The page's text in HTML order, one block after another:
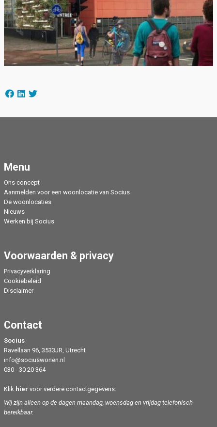
Menu
Ons concept
Aanmelden voor een woonlocatie van Socius
De woonlocaties
Nieuws
Werken bij Socius
Voorwaarden & privacy
Privacyverklaring
Cookiebeleid
Disclaimer
Contact
Socius
Ravellaan 96, 3533JR, Utrecht
info@sociuswonen.nl
030 - 30 20 364
Klik hier voor verdere contactgegevens.
Wij zijn alleen op de dagen maandag, woensdag en vrijdag telefonisch
bereikbaar.